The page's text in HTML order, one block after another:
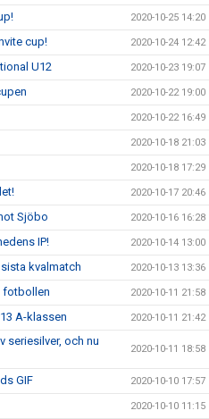
2020-10-25 14:20
cup! 2020-10-24 12:42
U12 2020-10-23 19:07
2020-10-22 19:00
2020-10-22 16:49
2020-10-18 21:03
2020-10-18 17:29
2020-10-17 20:46
Sjöbo 2020-10-16 16:28
IP! 2020-10-14 13:00
kvalmatch 2020-10-13 13:36
fotbollen 2020-10-11 21:58
A-klassen 2020-10-11 21:42
seriesilver, och nu
2020-10-11 18:58
GIF 2020-10-10 17:57
2020-10-10 11:15